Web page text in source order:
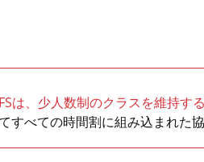
は、少人数制のクラスを維持す
べての時間割に組み込まれた協